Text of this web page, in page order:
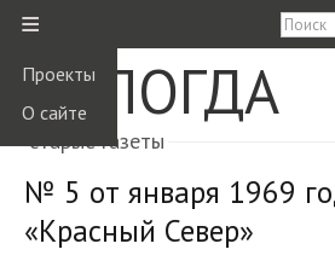
≡
Проекты
О сайте
ВОЛОГДА
старые газеты
№ 5 от января 1969
«Красный Север»